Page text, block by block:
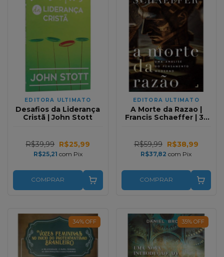
EDITORA ULTIMATO
Desafios da Liderança
Cristã | John Stott
R$39,99 R$25,99
R$25,21 com Pix
COMPRAR
EDITORA ULTIMATO
A Morte da Razao |
Francis Schaeffer | 3°
R$59,99 R$38,99
R$37,82com Pix
COMPRAR
34% OFF 35% OFF